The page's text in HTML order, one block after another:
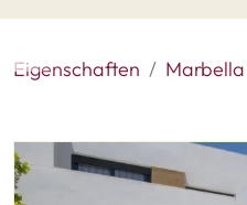
Eigenschaften Marbella